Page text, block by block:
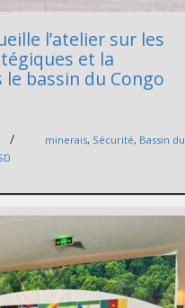
l’atelier sur les
et la
bassin du Congo
/ minerais, Sécurité, Bassin du